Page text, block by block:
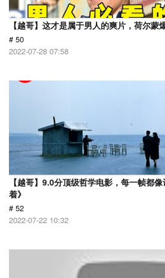
【越哥】这才是属于男人的爽片，荷尔蒙
# 50
2022-07-28 07:58
【越哥】9.0分顶级哲学电影，每一帧都
着》
# 52
2022-07-22 10:32